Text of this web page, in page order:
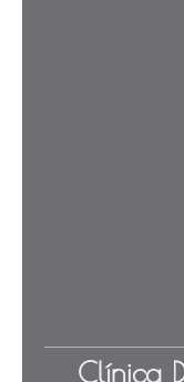
Clínica